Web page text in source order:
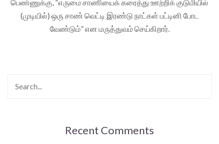
பெண்ணுக்கு, “எருமை சாணியைக் கரைத்து ஊற்றிக் குடுமியில்
(முடியில்) ஒரு சாண் வெட்டி இரண்டு நாட்கள் பட்டினி போட
வேண்டும்” என மருத்துவம் செய்கிறார்.
Recent Comments